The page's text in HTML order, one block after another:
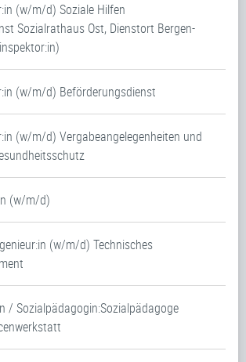
(w/m/d) Soziale Hilfen
Sozialrathaus Ost, Dienstort Bergen-
(w/m/d) Beförderungsdienst
(w/m/d) Vergabeangelegenheiten und
(w/m/d)
(w/m/d) Technisches
/ Sozialpädagogin:Sozialpädagoge